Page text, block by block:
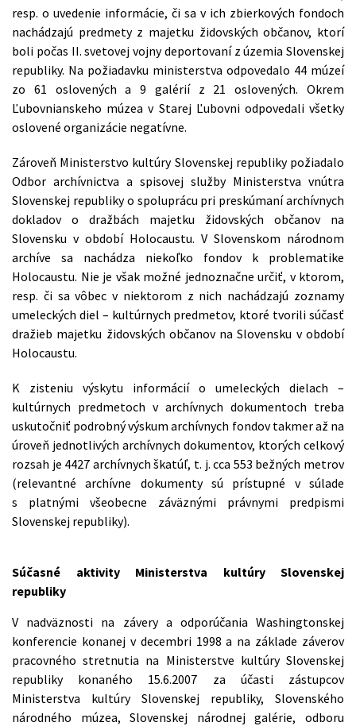
resp. o uvedenie informácie, či sa v ich zbierkových fondoch
nachádzajú predmety z majetku židovských občanov, ktorí
boli počas II. svetovej vojny deportovaní z územia Slovenskej
republiky. Na požiadavku ministerstva odpovedalo 44 múzeí
zo 61 oslovených a 9 galérií z 21 oslovených. Okrem
Ľubovnianskeho múzea v Starej Ľubovni odpovedali všetky
oslovené organizácie negatívne.
Zároveň Ministerstvo kultúry Slovenskej republiky požiadalo
Odbor archívnictva a spisovej služby Ministerstva vnútra
Slovenskej republiky o spoluprácu pri preskúmaní archívnych
dokladov o dražbách majetku židovských občanov na
Slovensku v období Holocaustu. V Slovenskom národnom
archíve sa nachádza niekoľko fondov k problematike
Holocaustu. Nie je však možné jednoznačne určiť, v ktorom,
resp. či sa vôbec v niektorom z nich nachádzajú zoznamy
umeleckých diel – kultúrnych predmetov, ktoré tvorili súčasť
dražieb majetku židovských občanov na Slovensku v období
Holocaustu.
K zisteniu výskytu informácií o umeleckých dielach –
kultúrnych predmetoch v archívnych dokumentoch treba
uskutočniť podrobný výskum archívnych fondov takmer až na
úroveň jednotlivých archívnych dokumentov, ktorých celkový
rozsah je 4427 archívnych škatúľ, t. j. cca 553 bežných metrov
(relevantné archívne dokumenty sú prístupné v súlade
s platnými všeobecne záväznými právnymi predpismi
Slovenskej republiky).
Súčasné aktivity Ministerstva kultúry Slovenskej
republiky
V nadväznosti na závery a odporúčania Washingtonskej
konferencie konanej v decembri 1998 a na základe záverov
pracovného stretnutia na Ministerstve kultúry Slovenskej
republiky konaného 15.6.2007 za účasti zástupcov
Ministerstva kultúry Slovenskej republiky, Slovenského
národného múzea, Slovenskej národnej galérie, odboru